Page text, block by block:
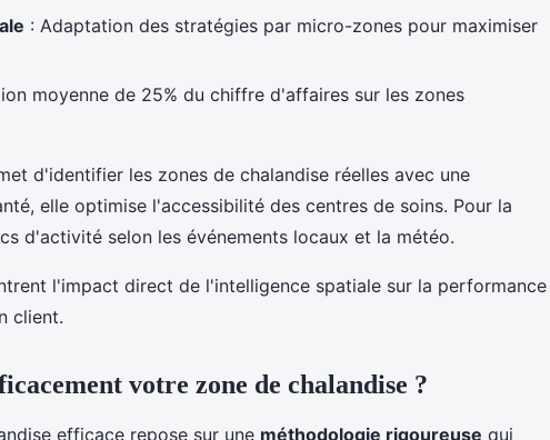
: Adaptation des stratégies par micro-zones pour maximiser
moyenne de 25% du chiffre d'affaires sur les zones
d'identifier les zones de chalandise réelles avec une
elle optimise l'accessibilité des centres de soins. Pour la
d'activité selon les événements locaux et la météo.
l'impact direct de l'intelligence spatiale sur la performance
client.
votre zone de chalandise ?
efficace repose sur une méthodologie rigoureuse qui